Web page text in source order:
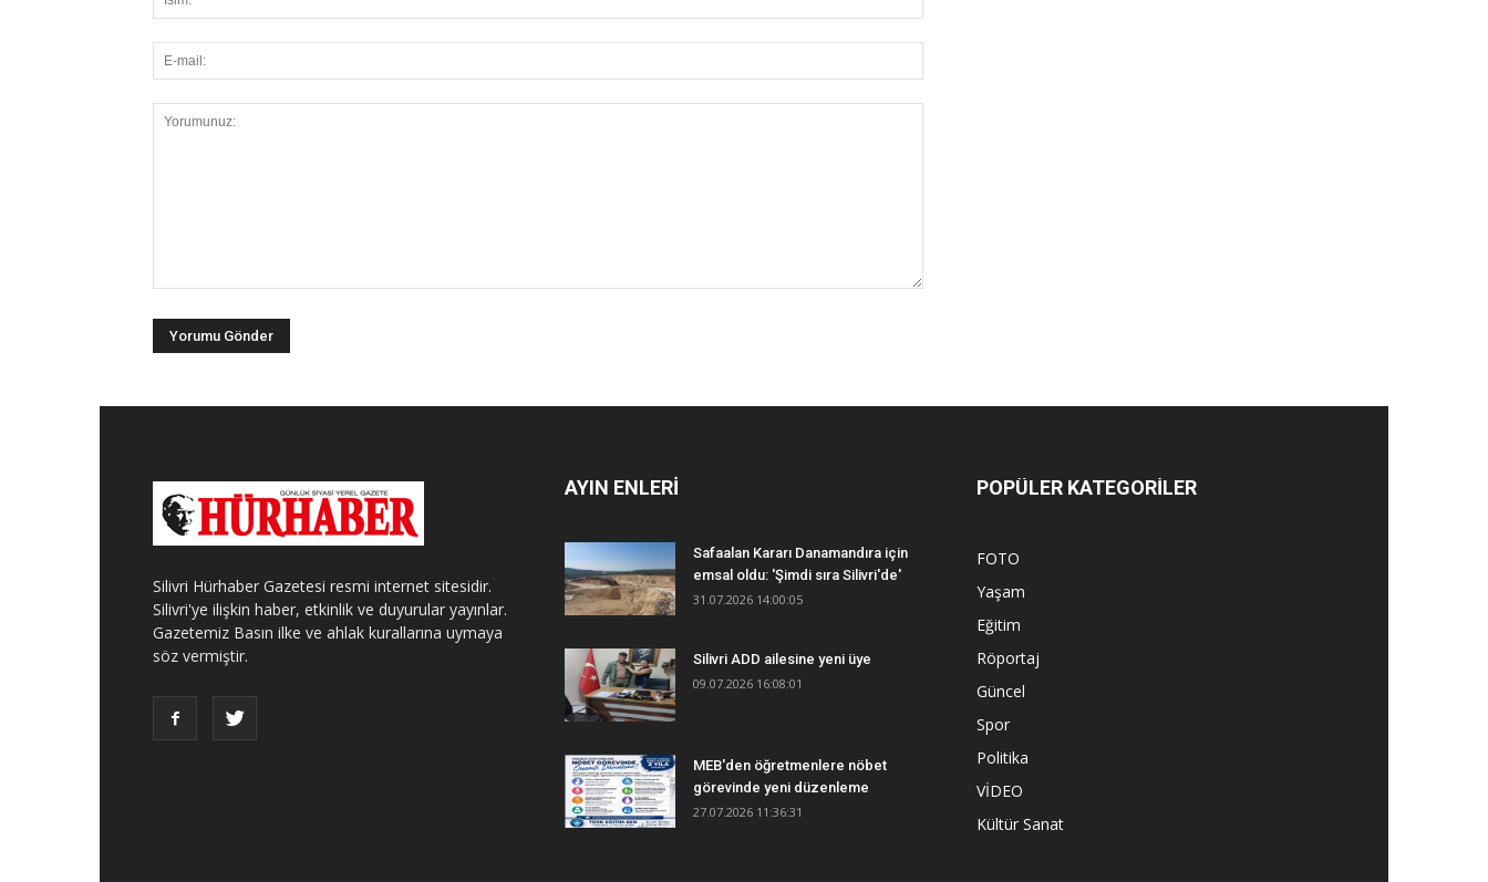
Silivri Hürhaber Gazetesi resmi internet sitesidir.
Silivri'ye ilişkin haber, etkinlik ve duyurular yayınlar.
Gazetemiz Basın ilke ve ahlak kurallarına uymaya
söz vermiştir.
AYIN ENLERİ
Safaalan Kararı Danamandıra için
emsal oldu: 'Şimdi sıra Silivri'de'
31.07.2026 14:00:05
Silivri ADD ailesine yeni üye
09.07.2026 16:08:01
MEB'den öğretmenlere nöbet
görevinde yeni düzenleme
27.07.2026 11:36:31
POPÜLER KATEGORİLER
FOTO
Yaşam
Eğitim
Röportaj
Güncel
Spor
Politika
VİDEO
Kültür Sanat